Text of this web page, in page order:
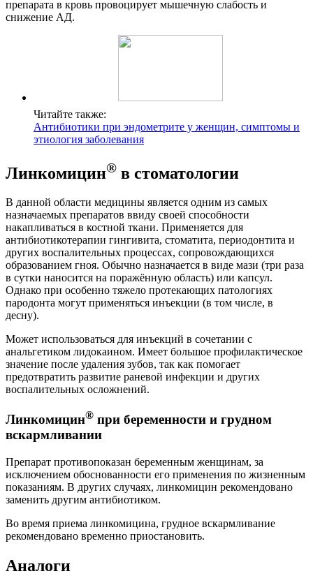
препарата в кровь провоцирует мышечную слабость и
снижение АД.
Читайте также:
Антибиотики при эндометрите у женщин, симптомы и
этиология заболевания
Линкомицин® в стоматологии
В данной области медицины является одним из самых
назначаемых препаратов ввиду своей способности
накапливаться в костной ткани. Применяется для
антибиотикотерапии гингивита, стоматита, периодонтита и
других воспалительных процессах, сопровождающихся
образованием гноя. Обычно назначается в виде мази (три раза
в сутки наносится на поражённую область) или капсул.
Однако при особенно тяжело протекающих патологиях
пародонта могут применяться инъекции (в том числе, в
десну).
Может использоваться для инъекций в сочетании с
анальгетиком лидокаином. Имеет большое профилактическое
значение после удаления зубов, так как помогает
предотвратить развитие раневой инфекции и других
воспалительных осложнений.
Линкомицин® при беременности и грудном
вскармливании
Препарат противопоказан беременным женщинам, за
исключением обоснованности его применения по жизненным
показаниям. В других случаях, линкомицин рекомендовано
заменить другим антибиотиком.
Во время приема линкомицина, грудное вскармливание
рекомендовано временно приостановить.
Аналоги